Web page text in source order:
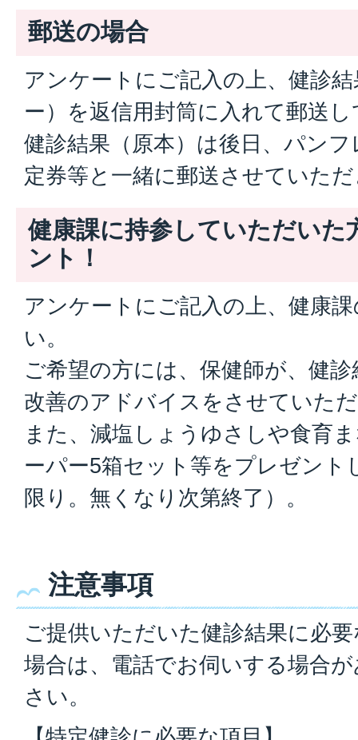
郵送の場合
アンケートにご記入の上、健診
ー）を返信用封筒に入れて郵送
健診結果（原本）は後日、パン
定券等と一緒に郵送させていた
健康課に持参していただいた
ント！
アンケートにご記入の上、健康
い。
ご希望の方には、保健師が、健
改善のアドバイスをさせていた
また、減塩しょうゆさしや食育
ーパー5箱セット等をプレゼント
限り。無くなり次第終了）。
注意事項
ご提供いただいた健診結果に必
場合は、電話でお伺いする場合
さい。